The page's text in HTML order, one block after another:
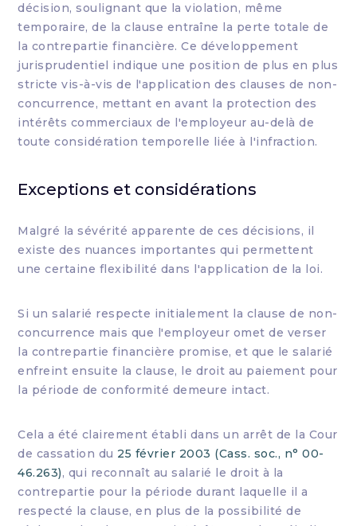
décision, soulignant que la violation, même
temporaire, de la clause entraîne la perte totale de
la contrepartie financière. Ce développement
jurisprudentiel indique une position de plus en plus
stricte vis-à-vis de l'application des clauses de non-
concurrence, mettant en avant la protection des
intérêts commerciaux de l'employeur au-delà de
toute considération temporelle liée à l'infraction.
Exceptions et considérations
Malgré la sévérité apparente de ces décisions, il
existe des nuances importantes qui permettent
une certaine flexibilité dans l'application de la loi.
Si un salarié respecte initialement la clause de non-
concurrence mais que l'employeur omet de verser
la contrepartie financière promise, et que le salarié
enfreint ensuite la clause, le droit au paiement pour
la période de conformité demeure intact.
Cela a été clairement établi dans un arrêt de la Cour
de cassation du 25 février 2003 (Cass. soc., n° 00-
46.263), qui reconnaît au salarié le droit à la
contrepartie pour la période durant laquelle il a
respecté la clause, en plus de la possibilité de